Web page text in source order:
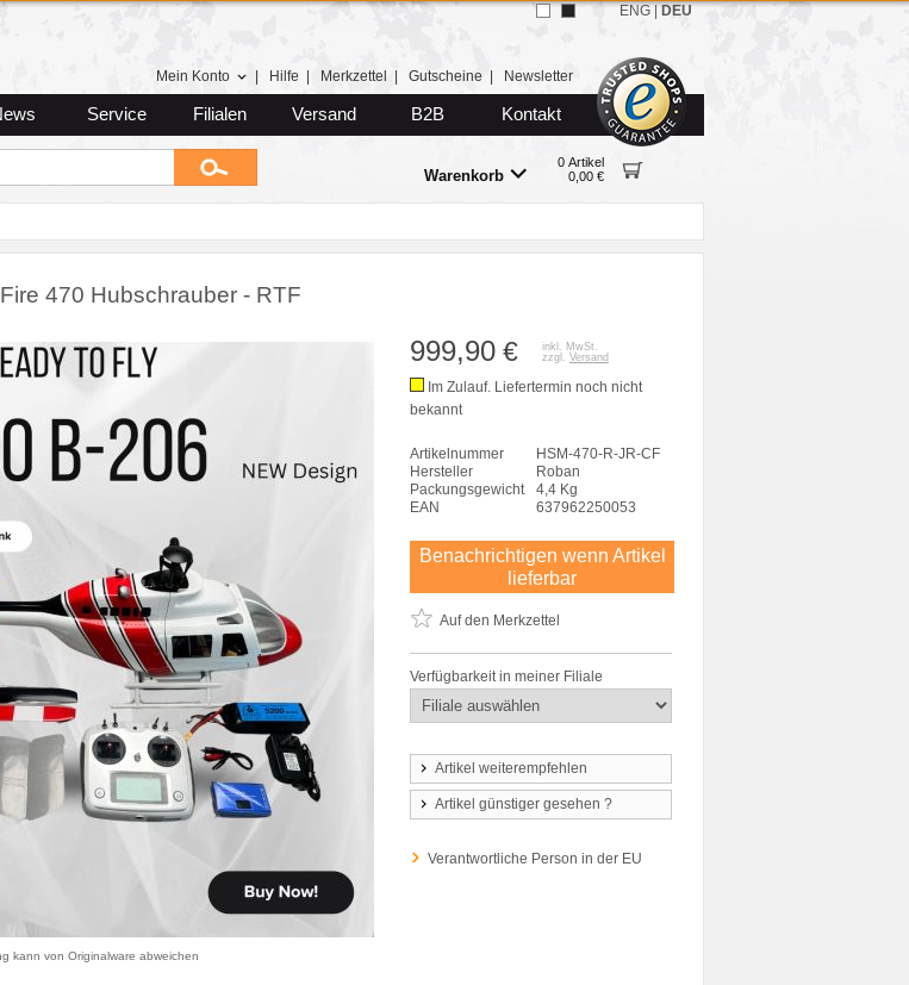
Mein Konto Hilfe Merkzettel Gutscheine Newsletter
Service Filialen Versand B2B Kontakt
Warenkorb
0 Artikel
0,00 €
ENG DEU
470 Hubschrauber - RTF
kann von Originalware abweichen
999,90 €
inkl. MwSt.
zzgl. Versand
Im Zulauf. Liefertermin noch nicht
bekannt
Artikelnummer
HSM-470-R-JR-CF
Hersteller
Roban
Packungsgewicht
4,4 Kg
EAN
637962250053
Benachrichtigen wenn Artikel
lieferbar
Auf den Merkzettel
Verfügbarkeit in meiner Filiale
Artikel weiterempfehlen
Artikel günstiger gesehen ?
Verantwortliche Person in der EU